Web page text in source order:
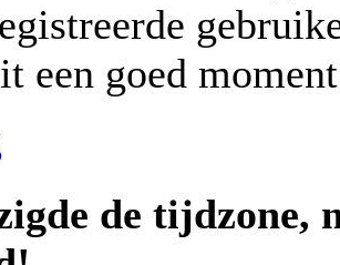
een goed
de tijdzone,